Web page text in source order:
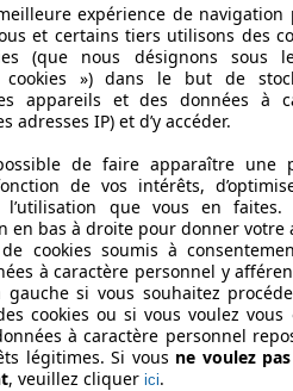
kW (105 PS)
ccm
manuelle
avant
expérience de navigation
et certains tiers utilisons des
(que nous désignons sous
») dans le but de
appareils et des données à
adresses IP) et d’y accéder.
de faire apparaître une
de vos intérêts,
l’utilisation que vous en faites.
en bas à droite pour donner votre
cookies soumis à
à caractère personnel y
si vous souhaitez
cookies ou si vous voulez vous
à caractère personnel
légitimes. Si vous ne voulez
, veuillez cliquer ici.